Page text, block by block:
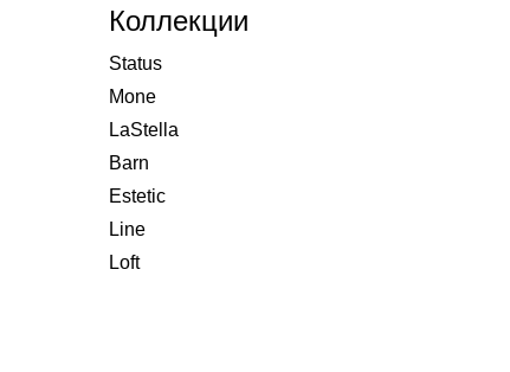
Коллекции
Status
Mone
LaStella
Barn
Estetic
Line
Loft